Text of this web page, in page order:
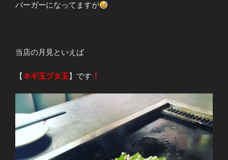
バーガーになってますが
当店の月見といえば
【ネギ玉ブタ玉】です